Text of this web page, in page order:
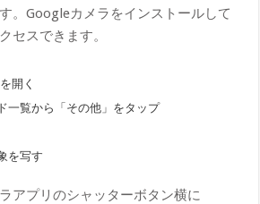
。Googleカメラをインストールして
セスできます。
開く
一覧から「その他」をタップ
を写す
アプリのシャッターボタン横に